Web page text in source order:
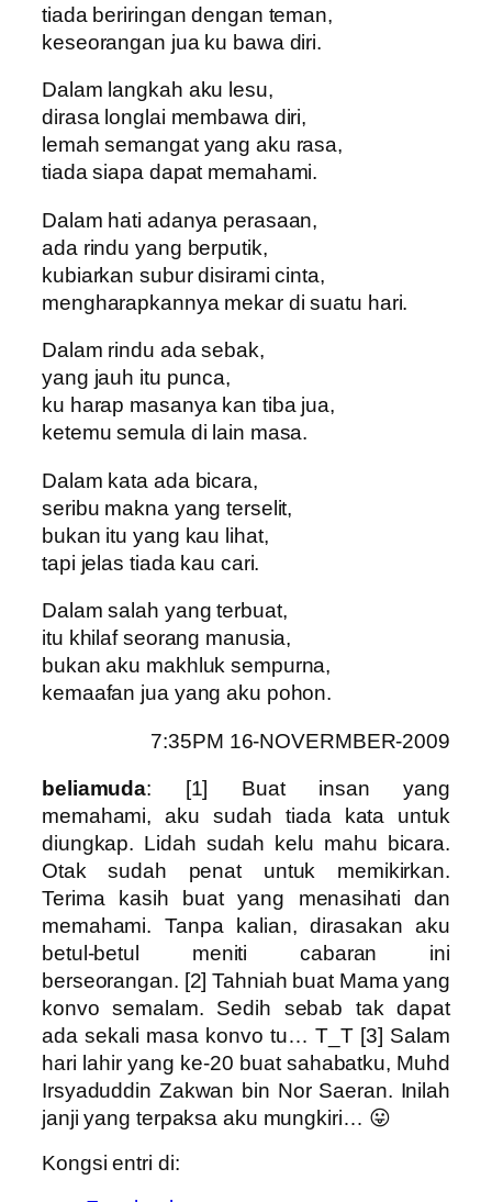
tiada beriringan dengan teman,
keseorangan jua ku bawa diri.
Dalam langkah aku lesu,
dirasa longlai membawa diri,
lemah semangat yang aku rasa,
tiada siapa dapat memahami.
Dalam hati adanya perasaan,
ada rindu yang berputik,
kubiarkan subur disirami cinta,
mengharapkannya mekar di suatu hari.
Dalam rindu ada sebak,
yang jauh itu punca,
ku harap masanya kan tiba jua,
ketemu semula di lain masa.
Dalam kata ada bicara,
seribu makna yang terselit,
bukan itu yang kau lihat,
tapi jelas tiada kau cari.
Dalam salah yang terbuat,
itu khilaf seorang manusia,
bukan aku makhluk sempurna,
kemaafan jua yang aku pohon.
7:35PM 16-NOVERMBER-2009
beliamuda: [1] Buat insan yang
memahami, aku sudah tiada kata untuk
diungkap. Lidah sudah kelu mahu bicara.
Otak sudah penat untuk memikirkan.
Terima kasih buat yang menasihati dan
memahami. Tanpa kalian, dirasakan aku
betul-betul meniti cabaran ini
berseorangan. [2] Tahniah buat Mama yang
konvo semalam. Sedih sebab tak dapat
ada sekali masa konvo tu… T_T [3] Salam
hari lahir yang ke-20 buat sahabatku, Muhd
Irsyaduddin Zakwan bin Nor Saeran. Inilah
janji yang terpaksa aku mungkiri… 😛
Kongsi entri di: